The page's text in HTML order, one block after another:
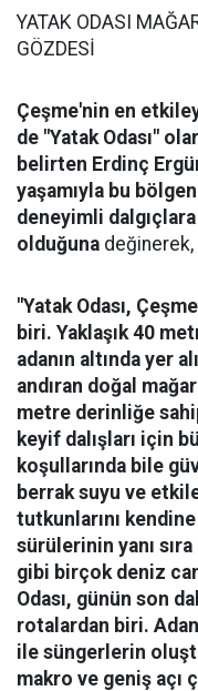
YATAK ODASI
GÖZDESİ
Çeşme'nin en
de "Yatak Odası"
belirten Erdinç
yaşamıyla bu
deneyimli
olduğuna
"Yatak Odası,
biri. Yaklaşık 40
adanın altında yer
andıran doğal
metre derinliğe
keyif dalışları için
koşullarında bile
berrak suyu ve
tutkunlarını
sürülerinin yanı
gibi birçok deniz
Odası, günün son
rotalardan biri.
ile süngerlerin
makro ve geniş açı